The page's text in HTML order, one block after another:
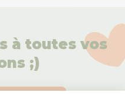
à toutes vos
;)